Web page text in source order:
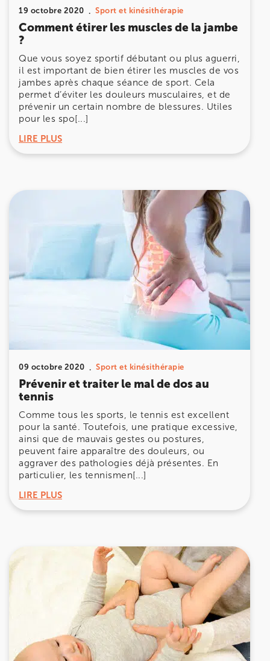
19 octobre 2020 Sport et kinésithérapie
Comment étirer les muscles de la jambe
?
Que vous soyez sportif débutant ou plus aguerri,
il est important de bien étirer les muscles de vos
jambes après chaque séance de sport. Cela
permet d’éviter les douleurs musculaires, et de
prévenir un certain nombre de blessures. Utiles
pour les spo[...]
LIRE PLUS
09 octobre 2020 Sport et kinésithérapie
Prévenir et traiter le mal de dos au
tennis
Comme tous les sports, le tennis est excellent
pour la santé. Toutefois, une pratique excessive,
ainsi que de mauvais gestes ou postures,
peuvent faire apparaître des douleurs, ou
aggraver des pathologies déjà présentes. En
particulier, les tennismen[...]
LIRE PLUS